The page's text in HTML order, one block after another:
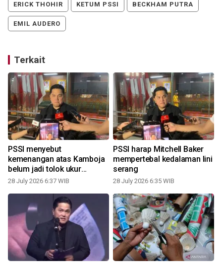
ERICK THOHIR KETUM PSSI BECKHAM PUTRA
EMIL AUDERO
Terkait
PSSI menyebut
kemenangan atas Kamboja
belum jadi tolok ukur
kualitas
28 July 2026 6:37 WIB
PSSI harap Mitchell Baker
mempertebal kedalaman lini
serang
28 July 2026 6:35 WIB